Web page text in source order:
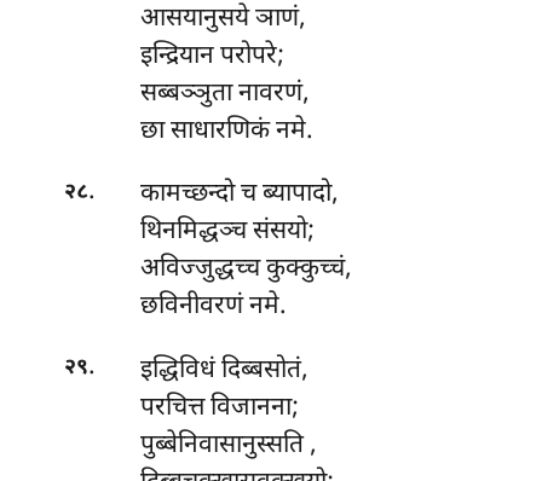
आसयानुसये ञाणं,
इन्द्रियान परोपरे;
सब्बञ्ञुता नावरणं,
छा साधारणिकं नमे.
२८. कामच्छन्दोच ब्यापादो,
थिनमिद्धञ्च संसयो;
अविज्जुद्धच्च कुक्कुच्चं,
छविनीवरणं नमे.
२९.
इद्धिविधं दिब्बसोतं,
परचित्त विजानना;
पुब्बेनिवासानुस्सति,